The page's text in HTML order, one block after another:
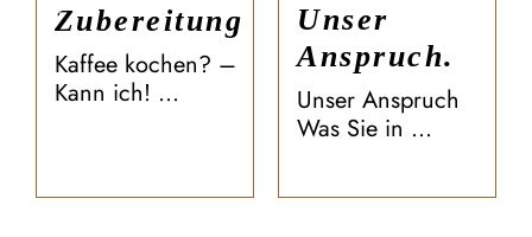
Zubereitung
Kaffee kochen? –
Kann ich! ...
Unser
Anspruch.
Unser Anspruch
Was Sie in ...